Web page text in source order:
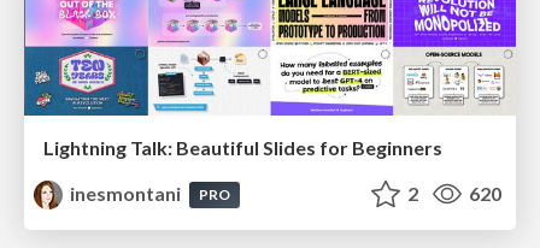
Lightning Talk: Beautiful Slides for Beginners
inesmontani
PRO 2 620